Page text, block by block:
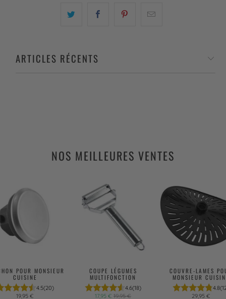
ARTICLES RÉCENTS
NOS MEILLEURES VENTES
POUR MONSIEUR
CUISINE
4.5(20)
19,95 €
COUPE LÉGUMES
MULTIFONCTION
4.6(18)
17,95 €19,95 €
COUVRE-LAMES
MONSIEUR
4.8
29,95 €